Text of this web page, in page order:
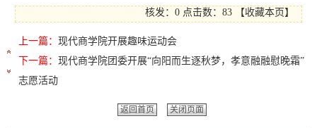
核发：0 点击数：83 【收藏本页 】
上一篇： 现代商学院开展趣味运动会
下一篇： 现代商学院团委开展“向阳而生逐秋梦，孝意融融慰晚霜”
志愿活动
返回首页 关闭页面